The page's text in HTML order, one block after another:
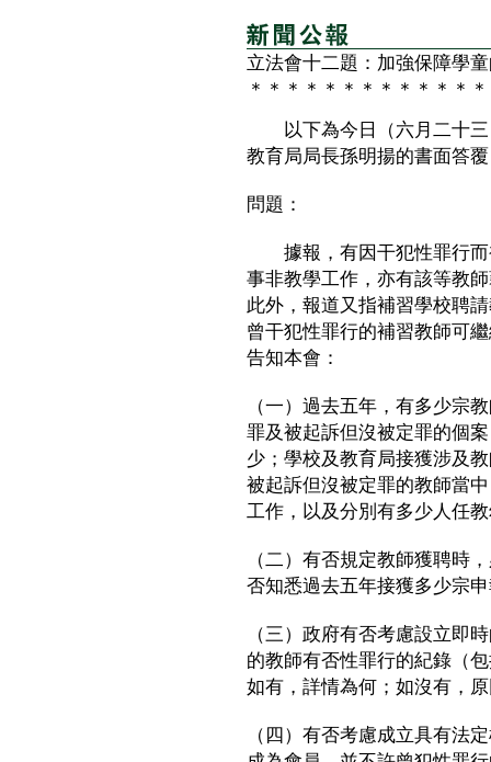
立法會十二題：加強保障學
＊＊＊＊＊＊＊＊＊＊＊＊
以下為今日（六月二十三
教育局局長孫明揚的書面答
問題：
據報，有因干犯性罪行而
事非教學工作，亦有該等教
此外，報道又指補習學校聘
曾干犯性罪行的補習教師可
告知本會：
（一）過去五年，有多少宗
罪及被起訴但沒被定罪的個
少；學校及教育局接獲涉及
被起訴但沒被定罪的教師當
工作，以及分別有多少人任
（二）有否規定教師獲聘時
否知悉過去五年接獲多少宗
（三）政府有否考慮設立即
的教師有否性罪行的紀錄（
如有，詳情為何；如沒有，
（四）有否考慮成立具有法